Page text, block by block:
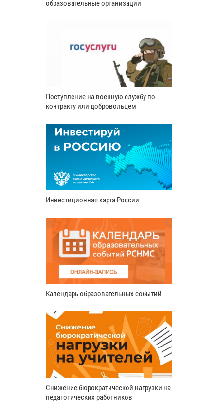
образовательные организации
Поступление на военную службу по
контракту или добровольцем
Инвестиционная карта России
Календарь образовательных событий
Снижение бюрократической нагрузки на
педагогических работников